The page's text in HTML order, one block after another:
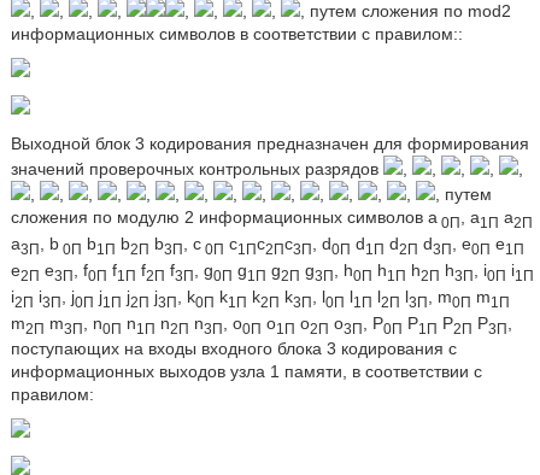
,
, , , , , , ,
, путем сложения по mod2
информационных символов в соответствии с правилом::
Выходной блок 3 кодирования предназначен для формирования
значений проверочных контрольных разрядов
, , , ,
,
,
, , , , , , , , , , , , ,
, путем
сложения по модулю 2 информационных символов а0П , а1П а2П
а3П , b0П b1П b2П b3П , с0П с1Пс2Пс3П , d0П d1П d2П d3П , e0П е1П
e2П е3П , f0П f1П f2П f3П , g0П g1П g2П g3П , h0П h1П h2П h3П , i0П i1П
i2П i3П , j0П j1П j2П j3П , k0П k1П k2П k3П , l0П l1П l2П l3П , m0П m1П
m2П m3П , n0П n1П n2П n3П , о0П о1П о2П о3П , P0П P1П Р2П Р3П
поступающих на входы входного блока 3 кодирования с
информационных выходов узла 1 памяти, в соответствии с
правилом: